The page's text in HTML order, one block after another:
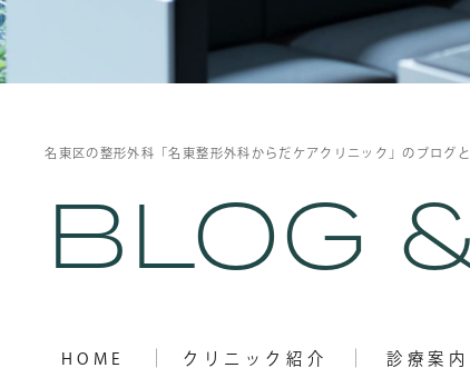
名東区の整形外科「名東整形外科からだケアクリニック」のブログと
BLOG
HOME クリニック紹介 診療案内
一般整形外科 スポーツ整形外